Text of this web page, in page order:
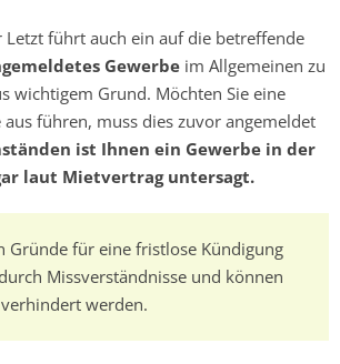
Letzt führt auch ein auf die betreffende
Gewerbe im Allgemeinen zu
wichtigem Grund. Möchten Sie eine
führen, muss dies zuvor angemeldet
ist Ihnen ein Gewerbe in der
laut Mietvertrag untersagt.
Gründe für eine fristlose Kündigung
Missverständnisse und können
werden.